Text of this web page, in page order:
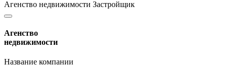
Агенство недвижимости Застройщик
Агенство
недвижимости
Название компании